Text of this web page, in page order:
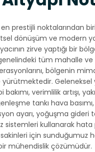
prestijli noktalarından
dönüşüm ve modern
zirve yaptığı bir
tüm mahalle ve
bölgenin
yürütmektedir.
bakımı, verimlilik artışı,
tankı hava
ayarı, yoğuşma gideri
sistemleri kullanarak hata
için sunduğumuz
mühendislik çözümüdür.